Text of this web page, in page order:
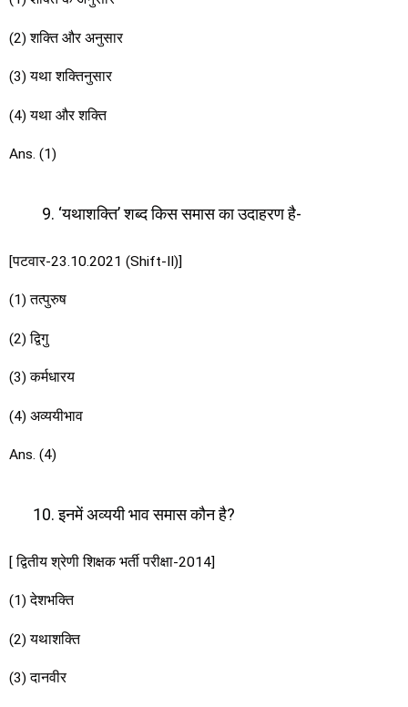
(2) शक्ति और अनुसार
(3) यथा शक्तिनुसार
(4) यथा और शक्ति
Ans. (1)
‘यथाशक्ति’ शब्द किस समास का उदाहरण है-
[पटवार-23.10.2021 (Shift-II)]
(1) तत्पुरुष
(2) द्विगु
(3) कर्मधारय
(4) अव्ययीभाव
Ans. (4)
इनमें अव्ययी भाव समास कौन है?
[ द्वितीय श्रेणी शिक्षक भर्ती परीक्षा-2014]
(1) देशभक्ति
(2) यथाशक्ति
(3) दानवीर